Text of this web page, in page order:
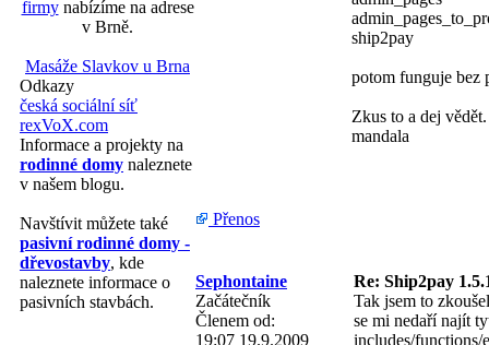
firmynabízíme na adrese
v Brně.
Masáže Slavkov u Brna
Odkazy
česká sociální síť
rexVoX.com
Informace a projekty na
rodinné domy naleznete
v našem blogu.
Navštívit můžete také
pasivní rodinné domy -
dřevostavby, kde
naleznete informace o
pasivních stavbách.
ship2pay
potom funguje bez
Zkus to a dej vědět.
mandala
Přenos
Sephontaine
Re: Ship2pay
Začátečník
Členem od:
19:07 19.9.2009
Tak jsem to
se mi nedaří najít
includes/functions/